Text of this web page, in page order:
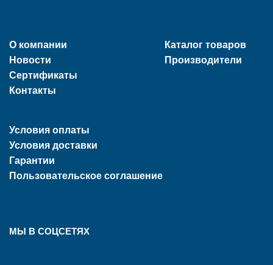
О компании
Новости
Сертификаты
Контакты
Условия оплаты
Условия доставки
Гарантии
Пользовательское соглашение
Каталог товаров
Производители
МЫ В СОЦСЕТЯХ